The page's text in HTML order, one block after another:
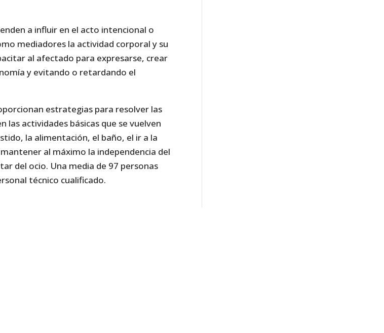
a influir en el acto intencional o
mediadores la actividad corporal y su
al afectado para expresarse, crear
y evitando o retardando el
estrategias para resolver las
las actividades básicas que se vuelven
la alimentación, el baño, el ir a la
al máximo la independencia del
del ocio. Una media de 97 personas
técnico cualificado.